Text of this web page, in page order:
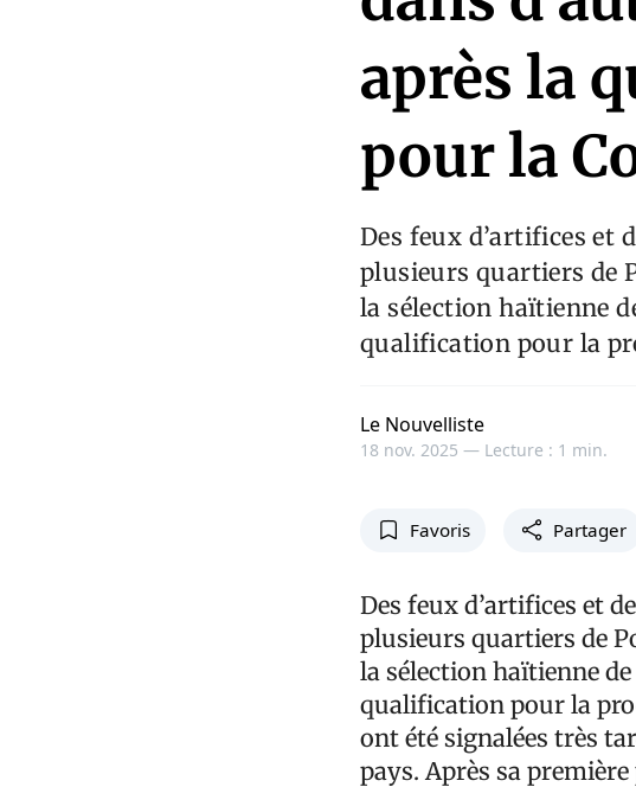
après la
pour la
Des feux d’artifices et
plusieurs quartiers de
la sélection haïtienne
qualification pour la
Le Nouvelliste
18 nov. 2025 — Lecture : 1 min.
Favoris Partager
Des feux d’artifices et
plusieurs quartiers de
la sélection haïtienne
qualification pour la
ont été signalées très
pays. Après sa